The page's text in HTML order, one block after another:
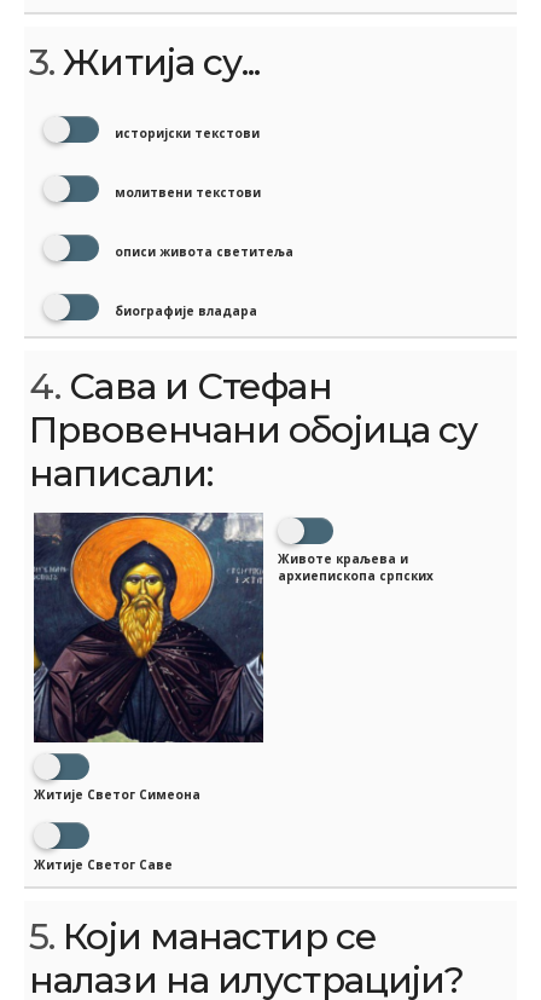
3.Житија су...
историјски текстови
молитвени текстови
описи живота светитеља
биографије владара
4. Сава и Стефан
Првовенчани обојица су
написали:
Житије Светог Симеона
Животе краљева и
архиепископа српских
Житије Светог Саве
5. Који манастир се
налази на илустрацији?